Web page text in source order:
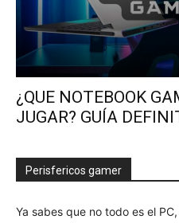
¿QUE NOTEBOOK
JUGAR? GUÍA
Perisfericos gamer
Ya sabes que no todo es el